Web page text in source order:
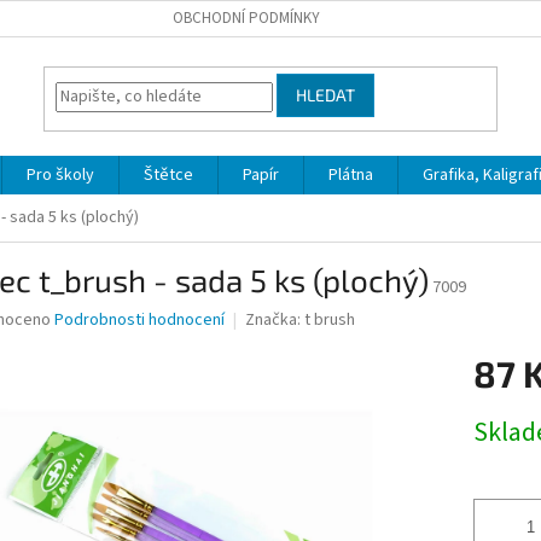
OBCHODNÍ PODMÍNKY
HLEDAT
Pro školy Štětce Papír Plátna Grafika,
sada 5 ks (plochý)
t_brush - sada 5 ks (plochý) 7009
Podrobnosti hodnocení Značka: t brush
87
cena: